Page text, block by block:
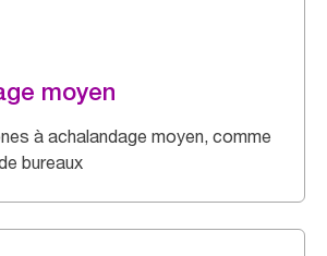
moyen
à achalandage moyen, comme
bureaux